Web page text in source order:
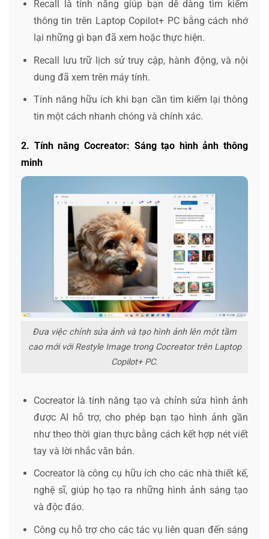
Recall là tính năng giúp bạn dễ dàng tìm kiếm
thông tin trên Laptop Copilot+ PC bằng cách nhớ
lại những gì bạn đã xem hoặc thực hiện.
Recall lưu trữ lịch sử truy cập, hành động, và nội
dung đã xem trên máy tính.
Tính năng hữu ích khi bạn cần tìm kiếm lại thông
tin một cách nhanh chóng và chính xác.
2. Tính năng Cocreator: Sáng tạo hình ảnh thông
minh
Đưa việc chỉnh sửa ảnh và tạo hình ảnh lên một tầm
cao mới với Restyle Image trong Cocreator trên Laptop
Copilot+ PC.
Cocreator là tính năng tạo và chỉnh sửa hình ảnh
được AI hỗ trợ, cho phép bạn tạo hình ảnh gần
như theo thời gian thực bằng cách kết hợp nét viết
tay và lời nhắc văn bản.
Cocreator là công cụ hữu ích cho các nhà thiết kế,
nghệ sĩ, giúp họ tạo ra những hình ảnh sáng tạo
và độc đáo.
Công cụ hỗ trợ cho các tác vụ liên quan đến sáng